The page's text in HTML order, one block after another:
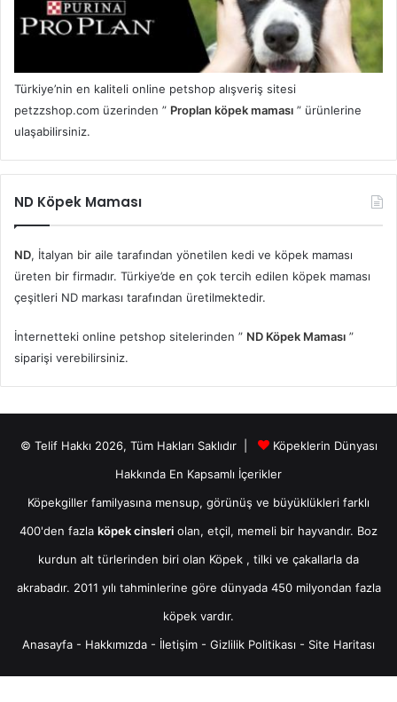
Türkiye’nin en kaliteli online petshop alışveriş sitesi
petzzshop.com üzerinden ” Proplan köpek maması ” ürünlerine
ulaşabilirsiniz.
ND Köpek Maması
ND, İtalyan bir aile tarafından yönetilen kedi ve köpek maması
üreten bir firmadır. Türkiye’de en çok tercih edilen köpek maması
çeşitleri ND markası tarafından üretilmektedir.
İnternetteki online petshop sitelerinden ” ND Köpek Maması ”
siparişi verebilirsiniz.
© Telif Hakkı 2026, Tüm Hakları Saklıdır |
Köpeklerin Dünyası
Hakkında En Kapsamlı İçerikler
Köpekgiller familyasına mensup, görünüş ve büyüklükleri farklı
400'den fazla köpek cinsleri olan, etçil, memeli bir hayvandır. Boz
kurdun alt türlerinden biri olan Köpek , tilki ve çakallarla da
akrabadır. 2011 yılı tahminlerine göre dünyada 450 milyondan fazla
köpek vardır.
Anasayfa - Hakkımızda - İletişim - Gizlilik Politikası - Site Haritası